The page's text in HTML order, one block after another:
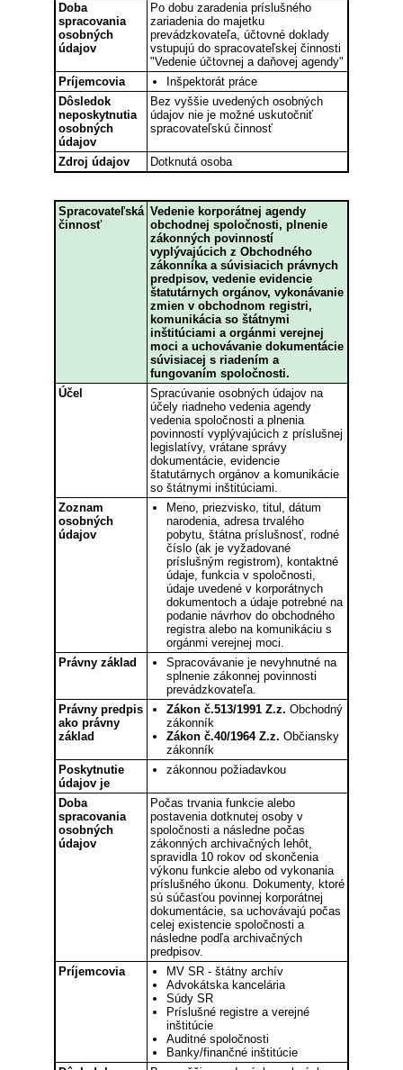
Doba
spracovania
osobných
údajov
Po dobu zaradenia príslušného
zariadenia do majetku
prevádzkovateľa, účtovné doklady
vstupujú do spracovateľskej činnosti
"Vedenie účtovnej a daňovej agendy"
Príjemcovia
Inšpektorát práce
Dôsledok
neposkytnutia
osobných
údajov
Bez vyššie uvedených osobných
údajov nie je možné uskutočniť
spracovateľskú činnosť
Zdroj údajov Dotknutá osoba
Spracovateľská
činnosť
Vedenie korporátnej agendy
obchodnej spoločnosti, plnenie
zákonných povinností
vyplývajúcich z Obchodného
zákonníka a súvisiacich právnych
predpisov, vedenie evidencie
štatutárnych orgánov, vykonávanie
zmien v obchodnom registri,
komunikácia so štátnymi
inštitúciami a orgánmi verejnej
moci a uchovávanie dokumentácie
súvisiacej s riadením a
fungovaním spoločnosti.
Účel
Spracúvanie osobných údajov na
účely riadneho vedenia agendy
vedenia spoločnosti a plnenia
povinností vyplývajúcich z príslušnej
legislatívy, vrátane správy
dokumentácie, evidencie
štatutárnych orgánov a komunikácie
so štátnymi inštitúciami.
Zoznam
osobných
údajov
Meno, priezvisko, titul, dátum
narodenia, adresa trvalého
pobytu, štátna príslušnosť, rodné
číslo (ak je vyžadované
príslušným registrom), kontaktné
údaje, funkcia v spoločnosti,
údaje uvedené v korporátnych
dokumentoch a údaje potrebné na
podanie návrhov do obchodného
registra alebo na komunikáciu s
orgánmi verejnej moci.
Právny základ
Spracovávanie je nevyhnutné na
splnenie zákonnej povinnosti
prevádzkovateľa.
Právny predpis
ako právny
základ
Zákon č.513/1991 Z.z. Obchodný
zákonník
Zákon č.40/1964 Z.z. Občiansky
zákonník
Poskytnutie
údajov je
zákonnou požiadavkou
Doba
spracovania
osobných
údajov
Počas trvania funkcie alebo
postavenia dotknutej osoby v
spoločnosti a následne počas
zákonných archivačných lehôt,
spravidla 10 rokov od skončenia
výkonu funkcie alebo od vykonania
príslušného úkonu. Dokumenty, ktoré
sú súčasťou povinnej korporátnej
dokumentácie, sa uchovávajú počas
celej existencie spoločnosti a
následne podľa archivačných
predpisov.
Príjemcovia
MV SR - štátny archív
Advokátska kancelária
Súdy SR
Príslušné registre a verejné
inštitúcie
Auditné spoločnosti
Banky/finančné inštitúcie